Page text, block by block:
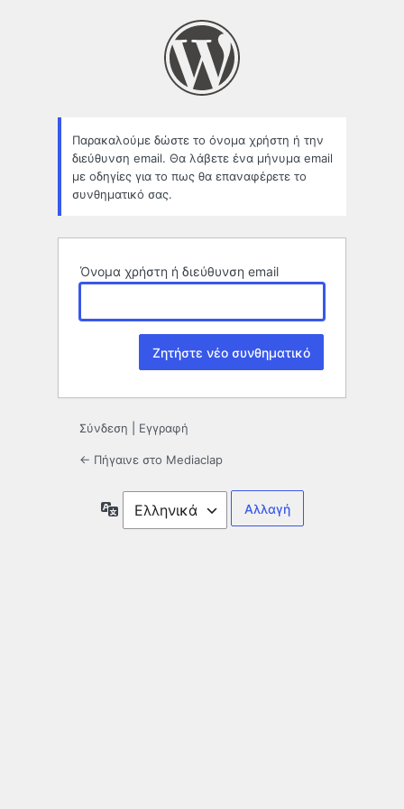
Παρακαλούμε δώστε το όνομα χρήστη ή την
διεύθυνση email. Θα λάβετε ένα μήνυμα email
με οδηγίες για το πως θα επαναφέρετε το
συνθηματικό σας.
Όνομα χρήστη ή διεύθυνση email
Σύνδεση Εγγραφή
← Πήγαινε στο Mediaclap
Γλώσσα